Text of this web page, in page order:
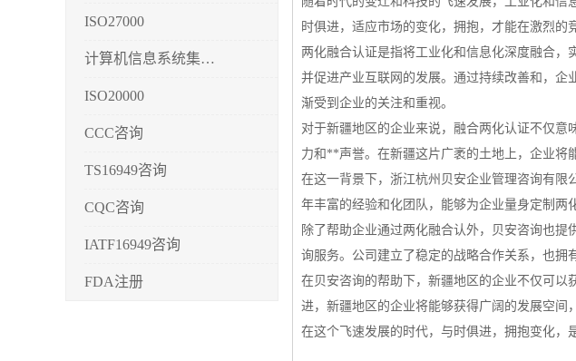
ISO27000
计算机信息系统集成3/4/5
ISO20000
CCC咨询
TS16949咨询
CQC咨询
IATF16949咨询
FDA注册
时俱进，适应市场的变化，拥抱，才能在激烈的
两化融合认证是指将工业化和信息化深度融合，
并促进产业互联网的发展。通过持续改善和，
渐受到企业的关注和重视。
对于新疆地区的企业来说，融合两化认证不仅
力和**声誉。在新疆这片广袤的土地上，企业将
在这一背景下，浙江杭州贝安企业管理咨询有限
年丰富的经验和化团队，能够为企业量身定制两
除了帮助企业通过两化融合认外，贝安咨询也提
询服务。公司建立了稳定的战略合作关系，也拥
在贝安咨询的帮助下，新疆地区的企业不仅可
进，新疆地区的企业将能够获得广阔的发展空间
在这个飞速发展的时代，与时俱进，拥抱变化，